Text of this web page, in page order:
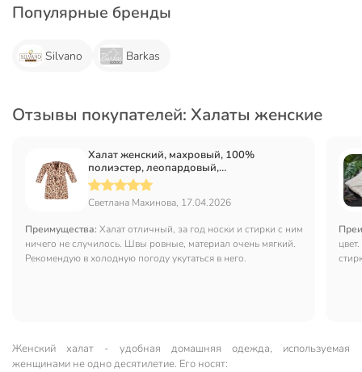
Популярные бренды
Silvano Barkas
Отзывы покупателей: Халаты женские
Халат женский, махровый, 100%
полиэстер, леопардовый,
универсальный, 115х130х55 см, T2023-
3250
Светлана Махинова, 17.04.2026
Преимущества: Халат отличный, за год носки и стирки с ним
ничего не случилось. Швы ровные, материал очень мягкий.
Рекомендую в холодную погоду укутаться в него.
Женский халат - удобная домашняя одежда, используемая
женщинами не одно десятилетие. Его носят: